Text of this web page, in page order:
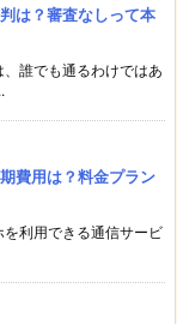
は？審査なしって本
誰でも通るわけではあ
費用は？料金プラン
利用できる通信サービ